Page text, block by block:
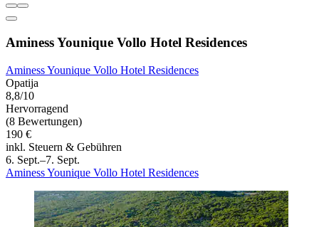
Aminess Younique Vollo Hotel Residences
Aminess Younique Vollo Hotel Residences
Opatija
8,8/10
Hervorragend
(8 Bewertungen)
190 €
inkl. Steuern & Gebühren
6. Sept.–7. Sept.
Aminess Younique Vollo Hotel Residences